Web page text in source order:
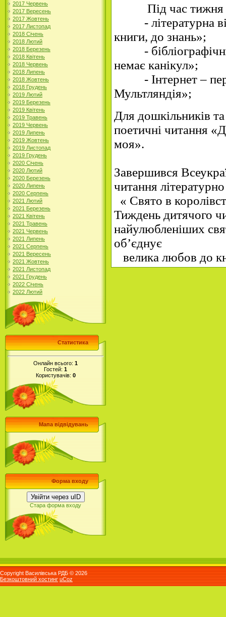
2017 Червень
2017 Вересень
2017 Жовтень
2017 Листопад
2018 Січень
2018 Лютий
2018 Березень
2018 Квітень
2018 Червень
2018 Липень
2018 Жовтень
2018 Грудень
2019 Лютий
2019 Березень
2019 Квітень
2019 Травень
2019 Червень
2019 Липень
2019 Жовтень
2019 Листопад
2019 Грудень
2020 Січень
2020 Лютий
2020 Березень
2020 Липень
2020 Серпень
2021 Лютий
2021 Березень
2021 Квітень
2021 Травень
2021 Червень
2021 Липень
2021 Серпень
2021 Вересень
2021 Жовтень
2021 Листопад
2021 Грудень
2022 Січень
2022 Лютий
Статистика
Онлайн всього: 1
Гостей: 1
Користувачів: 0
Мапа відвідувань
Форма входу
Увійти через uID
Стара форма входу
Під час тижня
- літературна
книги, до знань»;
-
немає канікул»;
- Інтернет –
Мультляндія»;
Для дошкільників
поетичні читання
моя».
Завершився
читання
« Свято в
Тиждень дитячого
найулюбленіших
об’єднує
велика любов до
Copyright Василівська РДБ © 2026
Безкоштовний хостинг uCoz